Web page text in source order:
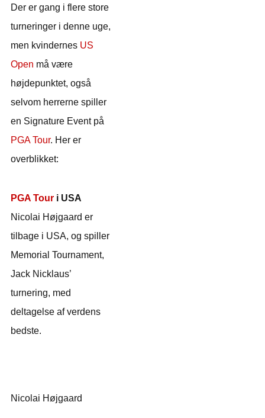
Der er gang i flere store
turneringer i denne uge,
men kvindernes US
Open må være
højdepunktet, også
selvom herrerne spiller
en Signature Event på
PGA Tour. Her er
overblikket:
PGA Tour i USA
Nicolai Højgaard er
tilbage i USA, og spiller
Memorial Tournament,
Jack Nicklaus’
turnering, med
deltagelse af verdens
bedste.
Nicolai Højgaard